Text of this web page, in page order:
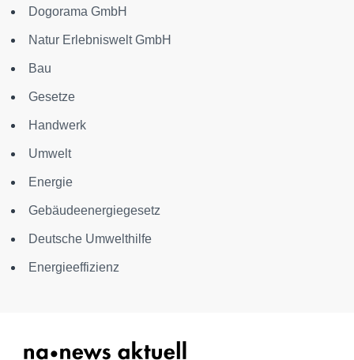
Dogorama GmbH
Natur Erlebniswelt GmbH
Bau
Gesetze
Handwerk
Umwelt
Energie
Gebäudeenergiegesetz
Deutsche Umwelthilfe
Energieeffizienz